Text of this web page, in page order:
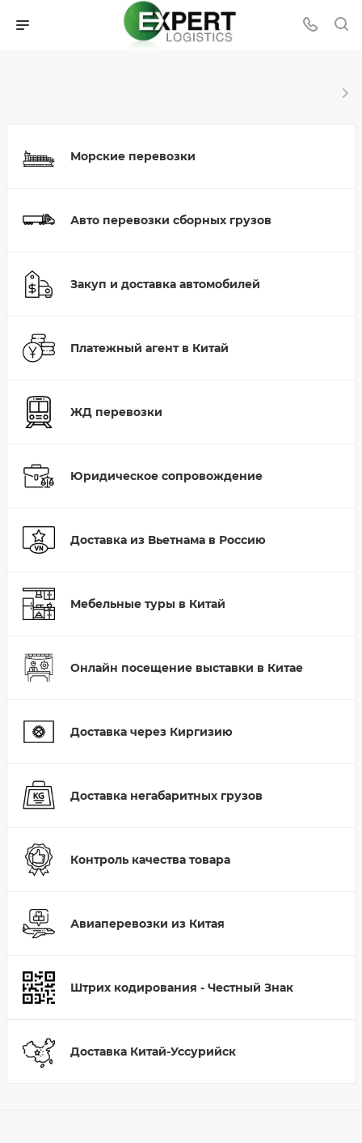
Морские перевозки
Авто перевозки сборных грузов
Закуп и доставка автомобилей
Платежный агент в Китай
ЖД перевозки
Юридическое сопровождение
Доставка из Вьетнама в Россию
Мебельные туры в Китай
Онлайн посещение выставки в Китае
Доставка через Киргизию
Доставка негабаритных грузов
Контроль качества товара
Авиаперевозки из Китая
Штрих кодирования - Честный Знак
Доставка Китай-Уссурийск